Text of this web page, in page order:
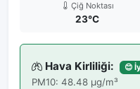
Çiğ Noktası
23°C
Hava Kirliliği: 😊
PM10: 48.48 μg/m³